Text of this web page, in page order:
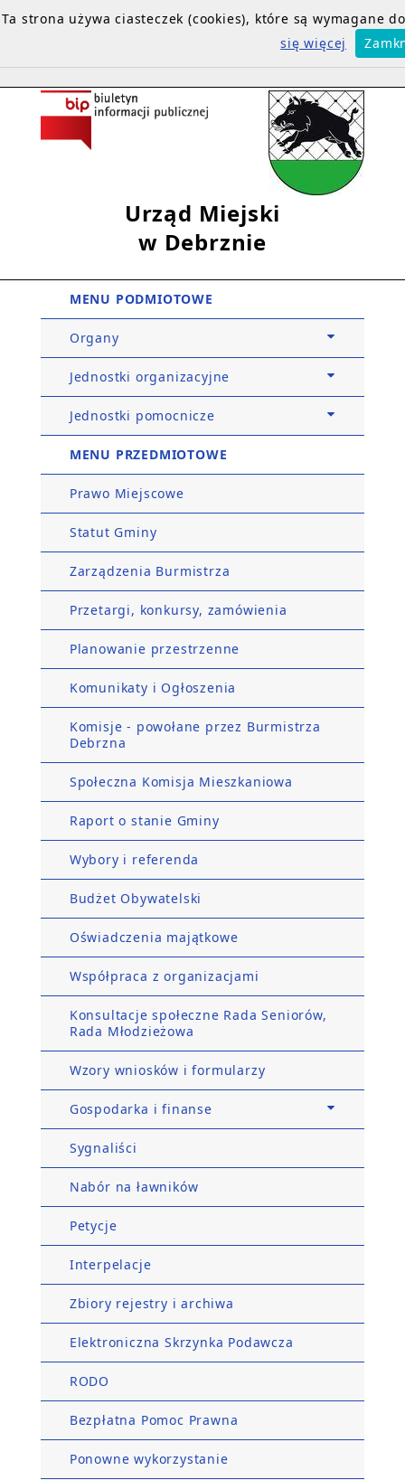
Urząd Miejski
w Debrznie
MENU PODMIOTOWE
Organy
Jednostki organizacyjne
Jednostki pomocnicze
MENU PRZEDMIOTOWE
Prawo Miejscowe
Statut Gminy
Zarządzenia Burmistrza
Przetargi, konkursy, zamówienia
Planowanie przestrzenne
Komunikaty i Ogłoszenia
Komisje - powołane przez Burmistrza
Debrzna
Społeczna Komisja Mieszkaniowa
Raport o stanie Gminy
Wybory i referenda
Budżet Obywatelski
Oświadczenia majątkowe
Współpraca z organizacjami
Konsultacje społeczne Rada Seniorów,
Rada Młodzieżowa
Wzory wniosków i formularzy
Gospodarka i finanse
Sygnaliści
Nabór na ławników
Petycje
Interpelacje
Zbiory rejestry i archiwa
Elektroniczna Skrzynka Podawcza
RODO
Bezpłatna Pomoc Prawna
Ponowne wykorzystanie
Ta strona używa ciasteczek (cookies), które są wymagane
się więcej